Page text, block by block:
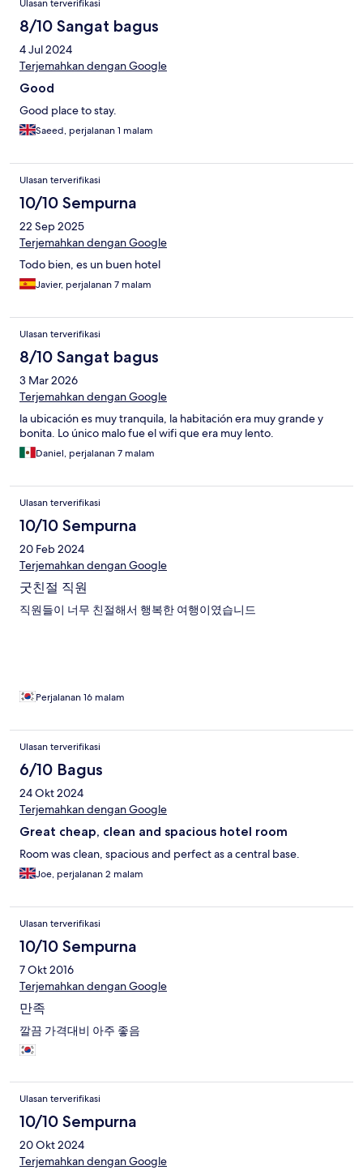
Ulasan terverifikasi
8/10 Sangat bagus
4 Jul 2024
Terjemahkan dengan Google
Good
Good place to stay.
Saeed, perjalanan 1 malam
Ulasan terverifikasi
10/10 Sempurna
22 Sep 2025
Terjemahkan dengan Google
Todo bien, es un buen hotel
Javier, perjalanan 7 malam
Ulasan terverifikasi
8/10 Sangat bagus
3 Mar 2026
Terjemahkan dengan Google
la ubicación es muy tranquila, la habitación era muy grande y
bonita. Lo único malo fue el wifi que era muy lento.
Daniel, perjalanan 7 malam
Ulasan terverifikasi
10/10 Sempurna
20 Feb 2024
Terjemahkan dengan Google
굿친절 직원
직원들이 너무 친절해서 행복한 여행이였습니드
Perjalanan 16 malam
Ulasan terverifikasi
6/10 Bagus
24 Okt 2024
Terjemahkan dengan Google
Great cheap, clean and spacious hotel room
Room was clean, spacious and perfect as a central base.
Joe, perjalanan 2 malam
Ulasan terverifikasi
10/10 Sempurna
7 Okt 2016
Terjemahkan dengan Google
만족
깔끔 가격대비 아주 좋음
Ulasan terverifikasi
10/10 Sempurna
20 Okt 2024
Terjemahkan dengan Google